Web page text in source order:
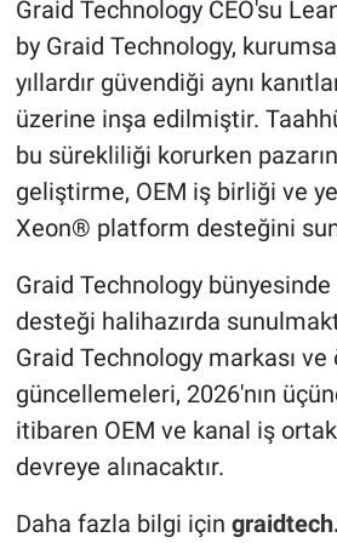
Graid Technology CEO'su
by Graid Technology,
yıllardır güvendiği aynı
üzerine inşa edilmiştir.
bu sürekliliği korurken
geliştirme, OEM iş birliği ve
Xeon® platform desteğini
Graid Technology
desteği halihazırda
Graid Technology markası ve
güncellemeleri, 2026'nın
itibaren OEM ve kanal iş
devreye alınacaktır.
Daha fazla bilgi için